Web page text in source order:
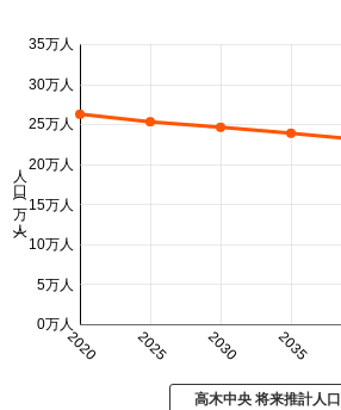
2020 2025 2030 2035
0万人
5万人
10万人
15万人
20万人
25万人
30万人
35万人
人口 (万人)
高木中央 将来推計人口